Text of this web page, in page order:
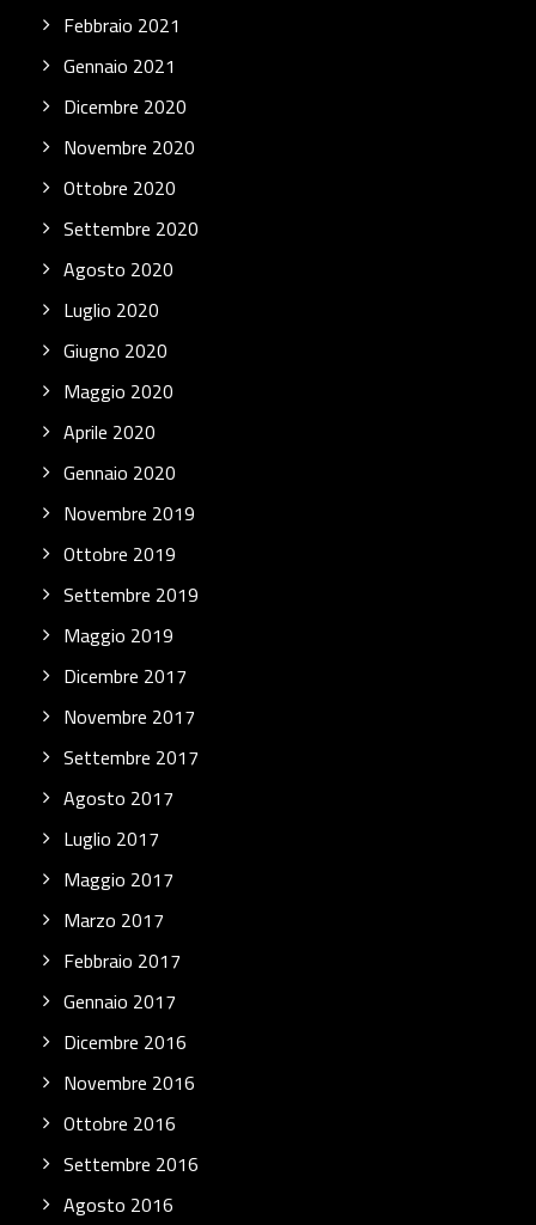
Febbraio 2021
Gennaio 2021
Dicembre 2020
Novembre 2020
Ottobre 2020
Settembre 2020
Agosto 2020
Luglio 2020
Giugno 2020
Maggio 2020
Aprile 2020
Gennaio 2020
Novembre 2019
Ottobre 2019
Settembre 2019
Maggio 2019
Dicembre 2017
Novembre 2017
Settembre 2017
Agosto 2017
Luglio 2017
Maggio 2017
Marzo 2017
Febbraio 2017
Gennaio 2017
Dicembre 2016
Novembre 2016
Ottobre 2016
Settembre 2016
Agosto 2016